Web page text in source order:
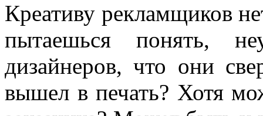
Креативу рекламщиков
пытаешься понять,
дизайнеров, что они
вышел в печать? Хотя